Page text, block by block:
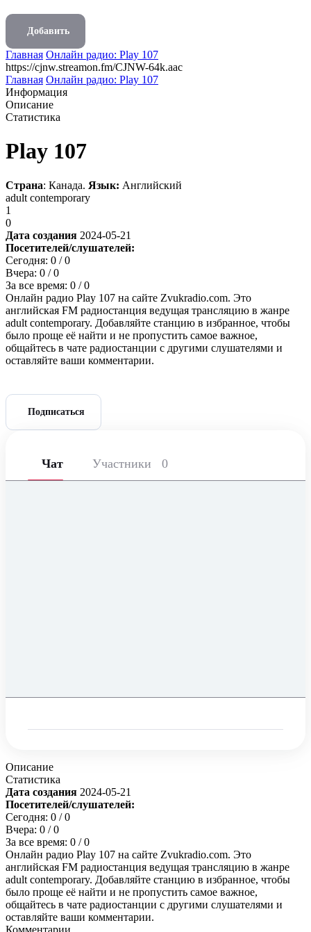
Добавить
Главная Онлайн радио: Play 107
https://cjnw.streamon.fm/CJNW-64k.aac
Главная Онлайн радио: Play 107
Информация
Описание
Статистика
Play 107
Страна: Канада. Язык: Английский
adult contemporary
1
0
Дата создания 2024-05-21
Посетителей/слушателей:
Сегодня: 0 / 0
Вчера: 0 / 0
За все время: 0 / 0
Онлайн радио Play 107 на сайте Zvukradio.com. Это
английская FM радиостанция ведущая трансляцию в жанре
adult contemporary. Добавляйте станцию в избранное, чтобы
было проще её найти и не пропустить самое важное,
общайтесь в чате радиостанции с другими слушателями и
оставляйте ваши комментарии.
Подписаться
Чат Участники 0
Описание
Статистика
Дата создания 2024-05-21
Посетителей/слушателей:
Сегодня: 0 / 0
Вчера: 0 / 0
За все время: 0 / 0
Онлайн радио Play 107 на сайте Zvukradio.com. Это
английская FM радиостанция ведущая трансляцию в жанре
adult contemporary. Добавляйте станцию в избранное, чтобы
было проще её найти и не пропустить самое важное,
общайтесь в чате радиостанции с другими слушателями и
оставляйте ваши комментарии.